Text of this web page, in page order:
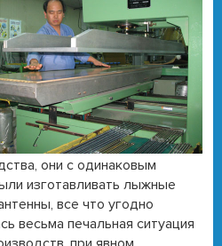
они с одинаковым
изготавливать лыжные
все что угодно
весьма печальная ситуация